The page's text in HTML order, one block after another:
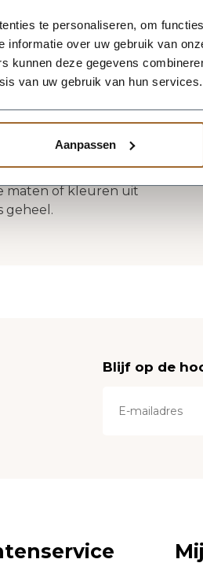
te personaliseren, om
informatie over uw gebruik van
kunnen deze gegevens
van uw gebruik van hun services.
Aanpassen
direct sfeer, volume en
de designvorm krijgt deze
met zowel
geeft het ontwerp een
zijn recht komen. Het
voldoende aanwezigheid
kenmerken:
fiberglas zorgt voor een
styling in huis, op kantoor,
maten of kleuren uit
geheel.
Blijf op de